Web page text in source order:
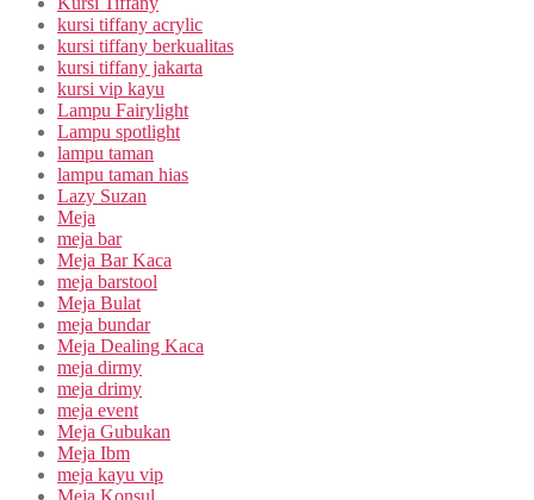
kursi tiffany acrylic
kursi tiffany berkualitas
kursi tiffany jakarta
kursi vip kayu
Lampu Fairylight
Lampu spotlight
lampu taman
lampu taman hias
Lazy Suzan
Meja
meja bar
Meja Bar Kaca
meja barstool
Meja Bulat
meja bundar
Meja Dealing Kaca
meja dirmy
meja drimy
meja event
Meja Gubukan
Meja Ibm
meja kayu vip